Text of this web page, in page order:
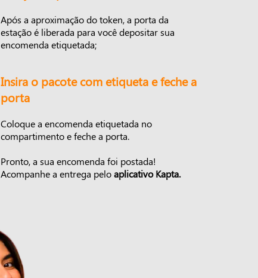
Após a aproximação do token, a porta da
estação é liberada para você depositar sua
encomenda etiquetada;
Insira o pacote com etiqueta e feche a
porta
Coloque a encomenda etiquetada no
compartimento e feche a porta.
Pronto, a sua encomenda foi postada!
Acompanhe a entrega peloaplicativo Kapta.